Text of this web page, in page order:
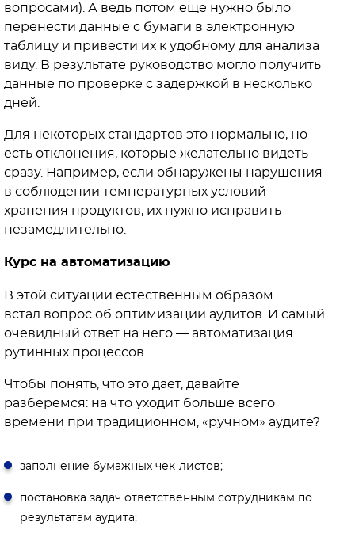
вопросами). А ведь потом еще нужно было
перенести данные с бумаги в электронную
таблицу и привести их к удобному для анализа
виду. В результате руководство могло получить
данные по проверке с задержкой в несколько
дней.
Для некоторых стандартов это нормально, но
есть отклонения, которые желательно видеть
сразу. Например, если обнаружены нарушения
в соблюдении температурных условий
хранения продуктов, их нужно исправить
незамедлительно.
Курс на автоматизацию
В этой ситуации естественным образом
встал вопрос об оптимизации аудитов. И самый
очевидный ответ на него — автоматизация
рутинных процессов.
Чтобы понять, что это дает, давайте
разберемся: на что уходит больше всего
времени при традиционном, «ручном» аудите?
заполнение бумажных чек-листов;
постановка задач ответственным сотрудникам по
результатам аудита;